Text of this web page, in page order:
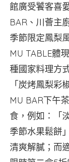
館廣受饕客喜
BAR、川薈主
季節限定鳳梨
MU TABLE體
種國家料理方
「炭烤鳳梨彩
MU BAR下午
食，例如：「
季節水果鬆餅
清爽解膩；而